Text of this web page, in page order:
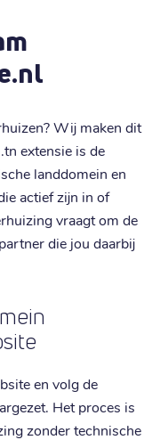
Wij maken dit
extensie is de
landdomein en
actief zijn in of
vraagt om de
die jou daarbij
en volg de
Het proces is
zonder technische